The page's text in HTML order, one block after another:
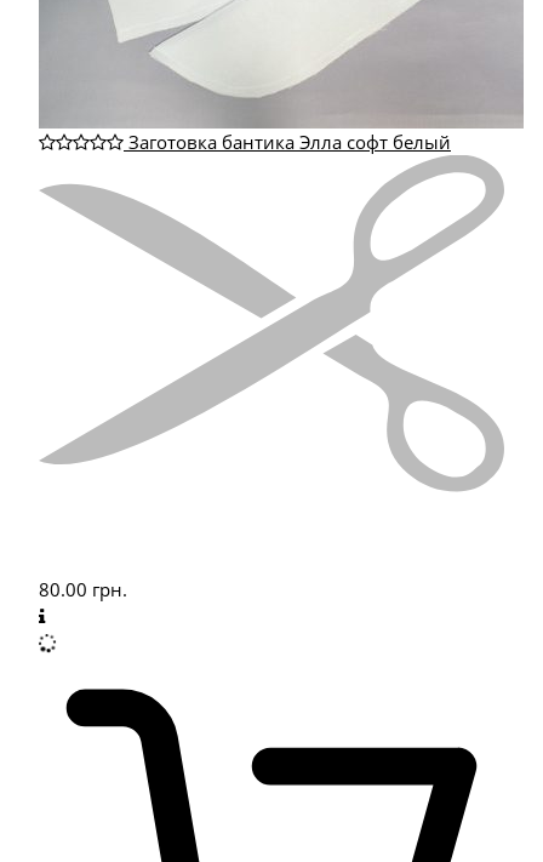
Заготовка бантика Элла софт белый
80.00 грн.